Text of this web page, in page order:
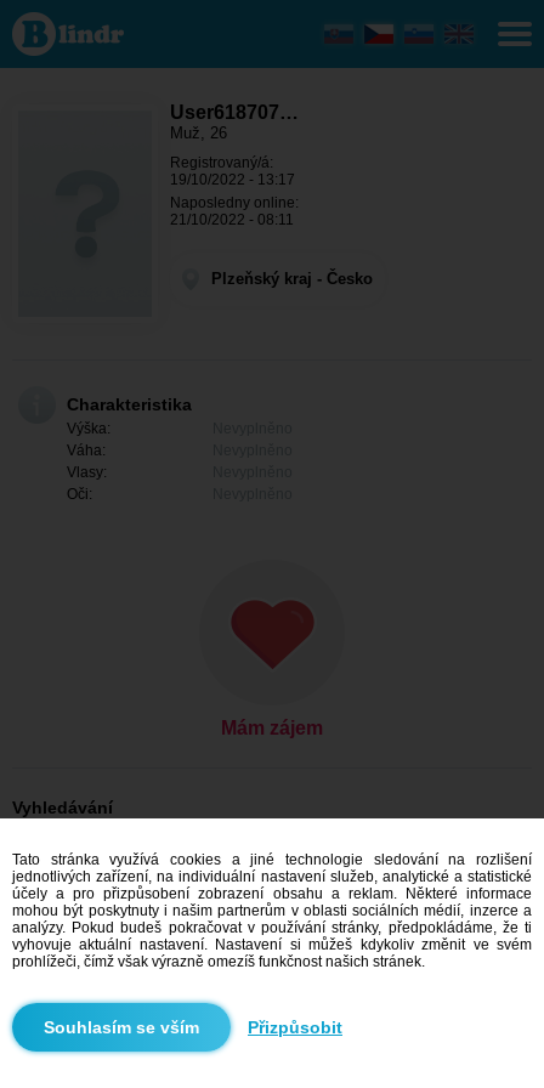
User618707784
- On hledá
někoho
Plzeňský kraj -
User618707…
Muž, 26
Registrovaný/á:
19/10/2022 - 13:17
Naposledny online:
21/10/2022 - 08:11
Plzeňský kraj - Česko
Charakteristika
Výška:
Váha:
Vlasy:
Oči:
Mám zájem
Vyhledávání
On hledá ji: Muži, 26
On hledá ji: Muži, 26 - Česko
On hledá ji: Muži, 26 - Plzeňský kraj
On hledá ji: Muži, 26 - Domažlice
Seznamka Česko
Seznamka Plzeňský kraj
Seznamka Domažlice
Doporučujeme
Tato stránka využívá cookies a jiné technologie sledování na rozlišení
jednotlivých zařízení, na individuální nastavení služeb, analytické a statistické
účely a pro přizpůsobení zobrazení obsahu a reklam. Některé informace
mohou být poskytnuty i našim partnerům v oblasti sociálních médií, inzerce a
analýzy. Pokud budeš pokračovat v používání stránky, předpokládáme, že ti
vyhovuje aktuální nastavení. Nastavení si můžeš kdykoliv změnit ve svém
prohlížeči, čímž však výrazně omezíš funkčnost našich stránek.
Přizpůsobit